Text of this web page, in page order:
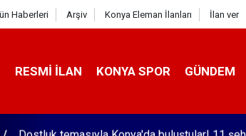
Haberleri Arşiv Konya Eleman İlanları İlan ver
RESMI İLAN KONYA SPOR GÜNDEM